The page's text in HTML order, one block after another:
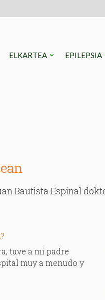
ELKARTEA EPILEPSIA
Bautista Espinal
tuve a mi padre
muy a menudo y